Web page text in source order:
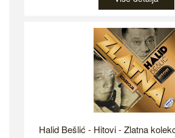
Halid Bešlić - Hitovi - Zlatna